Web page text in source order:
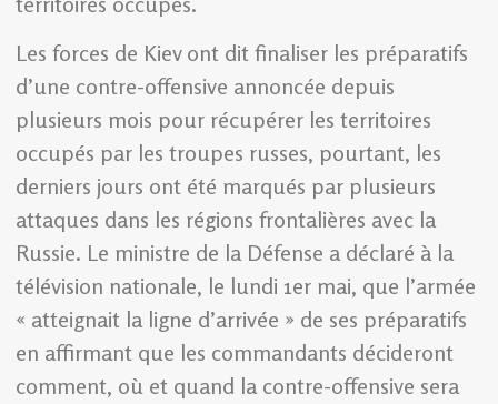
Les forces de Kiev ont dit finaliser les préparatifs
d’une contre-offensive annoncée depuis
plusieurs mois pour récupérer les territoires
occupés par les troupes russes, pourtant, les
derniers jours ont été marqués par plusieurs
attaques dans les régions frontalières avec la
Russie. Le ministre de la Défense a déclaré à la
télévision nationale, le lundi 1er mai, que l’armée
« atteignait la ligne d’arrivée » de ses préparatifs
en affirmant que les commandants décideront
comment, où et quand la contre-offensive sera